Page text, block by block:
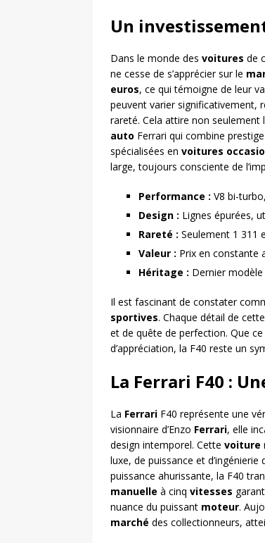
Un
Dans le monde des voitures de
ne cesse de s’apprécier sur le
euros, ce qui témoigne de leur
peuvent varier significativement,
rareté. Cela attire non seulement
auto Ferrari qui combine
spécialisées en voitures
large, toujours consciente de
Performance : V8 bi-
Design : Lignes épurées,
Rareté : Seulement 1 311
Valeur : Prix en constante
Héritage : Dernier
Il est fascinant de constater
sportives. Chaque détail de
et de quête de perfection. Que
d’appréciation, la F40 reste un
La Ferrari F40 :
La Ferrari F40 représente une
visionnaire d’Enzo Ferrari, elle
design intemporel. Cette voiture
luxe, de puissance et d’ingénierie
puissance ahurissante, la F40
manuelle à cinq vitesses
nuance du puissant moteur.
marché des collectionneurs,